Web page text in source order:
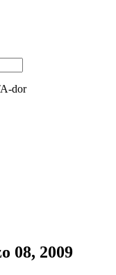
dor
08, 2009